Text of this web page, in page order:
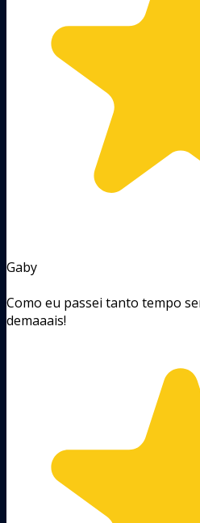
Gaby
Como eu passei tanto tempo
demaaais!